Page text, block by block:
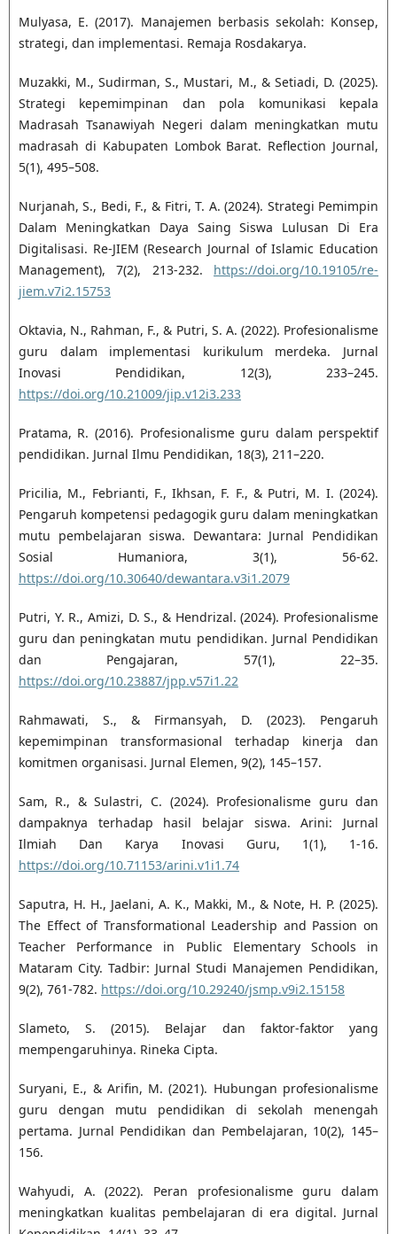
Mulyasa, E. (2017). Manajemen berbasis sekolah: Konsep,
strategi, dan implementasi. Remaja Rosdakarya.
Muzakki, M., Sudirman, S., Mustari, M., & Setiadi, D. (2025).
Strategi kepemimpinan dan pola komunikasi kepala
Madrasah Tsanawiyah Negeri dalam meningkatkan mutu
madrasah di Kabupaten Lombok Barat. Reflection Journal,
5(1), 495–508.
Nurjanah, S., Bedi, F., & Fitri, T. A. (2024). Strategi Pemimpin
Dalam Meningkatkan Daya Saing Siswa Lulusan Di Era
Digitalisasi. Re-JIEM (Research Journal of Islamic Education
Management), 7(2), 213-232. https://doi.org/10.19105/re-
jiem.v7i2.15753
Oktavia, N., Rahman, F., & Putri, S. A. (2022). Profesionalisme
guru dalam implementasi kurikulum merdeka. Jurnal
Inovasi Pendidikan, 12(3), 233–245.
https://doi.org/10.21009/jip.v12i3.233
Pratama, R. (2016). Profesionalisme guru dalam perspektif
pendidikan. Jurnal Ilmu Pendidikan, 18(3), 211–220.
Pricilia, M., Febrianti, F., Ikhsan, F. F., & Putri, M. I. (2024).
Pengaruh kompetensi pedagogik guru dalam meningkatkan
mutu pembelajaran siswa. Dewantara: Jurnal Pendidikan
Sosial Humaniora, 3(1), 56-62.
https://doi.org/10.30640/dewantara.v3i1.2079
Putri, Y. R., Amizi, D. S., & Hendrizal. (2024). Profesionalisme
guru dan peningkatan mutu pendidikan. Jurnal Pendidikan
dan Pengajaran, 57(1), 22–35.
https://doi.org/10.23887/jpp.v57i1.22
Rahmawati, S., & Firmansyah, D. (2023). Pengaruh
kepemimpinan transformasional terhadap kinerja dan
komitmen organisasi. Jurnal Elemen, 9(2), 145–157.
Sam, R., & Sulastri, C. (2024). Profesionalisme guru dan
dampaknya terhadap hasil belajar siswa. Arini: Jurnal
Ilmiah Dan Karya Inovasi Guru, 1(1), 1-16.
https://doi.org/10.71153/arini.v1i1.74
Saputra, H. H., Jaelani, A. K., Makki, M., & Note, H. P. (2025).
The Effect of Transformational Leadership and Passion on
Teacher Performance in Public Elementary Schools in
Mataram City. Tadbir: Jurnal Studi Manajemen Pendidikan,
9(2), 761-782. https://doi.org/10.29240/jsmp.v9i2.15158
Slameto, S. (2015). Belajar dan faktor-faktor yang
mempengaruhinya. Rineka Cipta.
Suryani, E., & Arifin, M. (2021). Hubungan profesionalisme
guru dengan mutu pendidikan di sekolah menengah
pertama. Jurnal Pendidikan dan Pembelajaran, 10(2), 145–
156.
Wahyudi, A. (2022). Peran profesionalisme guru dalam
meningkatkan kualitas pembelajaran di era digital. Jurnal